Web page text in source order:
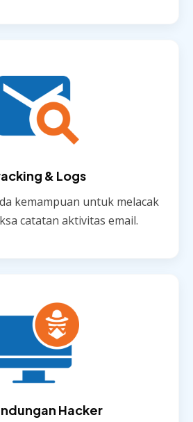
& Logs
kemampuan untuk melacak
catatan aktivitas email.
Hacker